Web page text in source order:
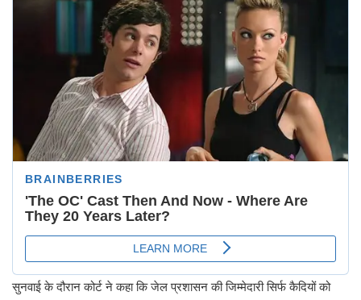
सुनवाई के दौरान कोर्ट ने कहा कि जेल प्रशासन की जिम्मेदारी सिर्फ कैदियों को